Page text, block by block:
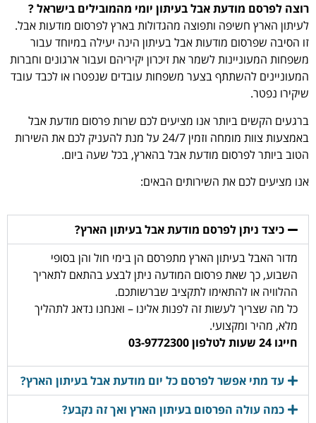
רוצה לפרסם מודעת אבל בעיתון יומי מהמובילים בישראל ?
לעיתון הארץ חשיפה ותפוצה מהגדולות בארץ לפרסום מודעות אבל.
זו הסיבה שפרסום מודעות אבל בעיתון הינה יעילה במיוחד עבור
משפחות המעוניינות לשמר את זיכרון יקיריהם ועבור ארגונים וחברות
המעוניינים להשתתף בצער משפחות עובדים שנפטרו או לכבד עובד
שיקירו נפטר.
ברגעים הקשים ביותר אנו מציעים לכם שרות פרסום מודעת אבל
באמצעות צוות מומחה וזמין 24/7 על מנת להעניק לכם את השירות
הטוב ביותר לפרסום מודעת אבל בהארץ, בכל שעה ביום.
אנו מציעים לכם את השירותים הבאים:
כיצד ניתן לפרסם מודעת אבל בעיתון הארץ?
מדור האבל בעיתון הארץ מתפרסם הן בימי חול והן בסופי
השבוע, כך שאת פרסום המודעה ניתן לבצע בהתאם לתאריך
ההלוויה או להתאימו לתקציב שברשותכם.
כל מה שצריך לעשות זה לפנות אלינו – ואנחנו נדאג לתהליך
מלא, מהיר ומקצועי.
חייגו 24 שעות לטלפון 03-9772300
עד מתי אפשר לפרסם כל יום מודעת אבל בעיתון הארץ?
כמה עולה הפרסום בעיתון הארץ ואך זה נקבע?